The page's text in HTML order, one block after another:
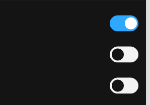
vand og spildevand -